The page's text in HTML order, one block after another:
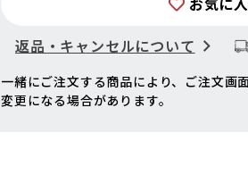
返品・キャンセルについて
一緒にご注文する商品により、ご注文画
変更になる場合があります。